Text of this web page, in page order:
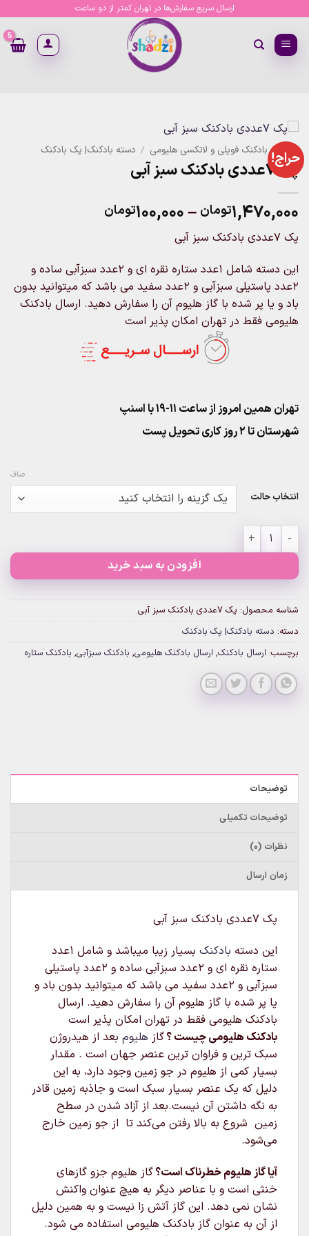
content
ارسال سریع سفارش‌ها در تهران کمتر از دو ساعت
حراج!
خانه / بادکنک فویلی و لاتکسی هلیومی / دسته بادکنک| پک بادکنک
پک 7عددی بادکنک سبز آبی
۱,۴۷۰,۰۰۰تومان –۱۰۰,۰۰۰تومان
through
۱,۴۷۰,۰۰۰تومان
پک 7عددی بادکنک سبز آبی
این دسته شامل 1عدد ستاره نقره ای و 2عدد سبزآبی ساده و
2عدد پاستیلی سبزآبی و 2عدد سفید می باشد که میتوانید بدون
باد و یا پر شده با گاز هلیوم آن را سفارش دهید. ارسال بادکنک
هلیومی فقط در تهران امکان پذیر است
تهران همین امروز از ساعت ۱۱-۱۹ با اسنپ
شهرستان تا 2 روز کاری تحویل پست
انتخاب حالت
صاف
افزودن به سبد خرید
شناسه محصول: پک 7عددی بادکنک سبز آبی
دسته: دسته بادکنک| پک بادکنک
برچسب: ارسال بادکنک, ارسال بادکنک هلیومی, بادکنک سبزآبی, بادکنک ستاره
توضیحات
توضیحات تکمیلی
نظرات (0)
زمان ارسال
پک 7عددی بادکنک سبز آبی
این دسته بادکنک
بسیار زیبا میباشد و شامل 1عدد
ستاره نقره ای و 2عدد سبزآبی ساده و 2عدد پاستیلی
سبزآبی و 2عدد سفید می باشد که میتوانید بدون باد و
یا پر شده با گاز هلیوم آن را سفارش دهید. ارسال
بادکنک هلیومی فقط در تهران امکان پذیر است
بادکنک هلیومی چیست ؟گاز هلیوم بعد از هیدروژن
سبک‌ ترین و فراوان‌ ترین عنصر جهان است . مقدار
بسیار کمی از هلیوم در جو زمین وجود دارد، به این
دلیل که یک عنصر بسیار سبک است و جاذبه زمین قادر
به نگه داشتن آن نیست.بعد از آزاد شدن در سطح
زمین شروع به بالا رفتن می‌کند تا از جو زمین خارج
می‌شود.
آیا گاز هلیوم خطرناک است؟گاز هلیوم جزو گازهای
خنثی است و با عناصر دیگر به هیچ عنوان واکنش
نشان نمی دهد. این گاز آتش زا نیست و به همین دلیل
از آن به عنوان گاز بادکنک هلیومی استفاده می شود.